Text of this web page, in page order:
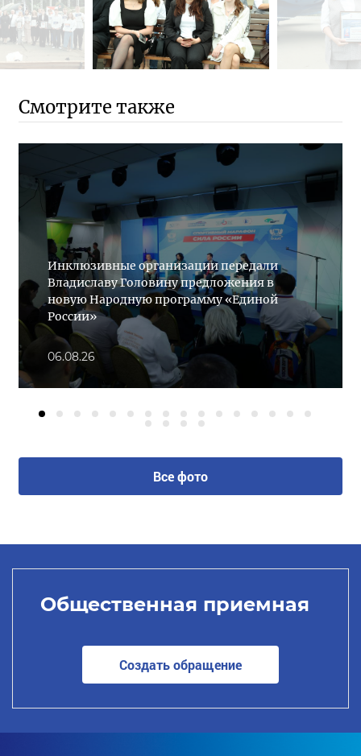
Смотрите также
Инклюзивные организации передали
Владиславу Головину предложения в
новую Народную программу «Единой
России»
06.08.26
Все фото
Общественная приемная
Создать обращение